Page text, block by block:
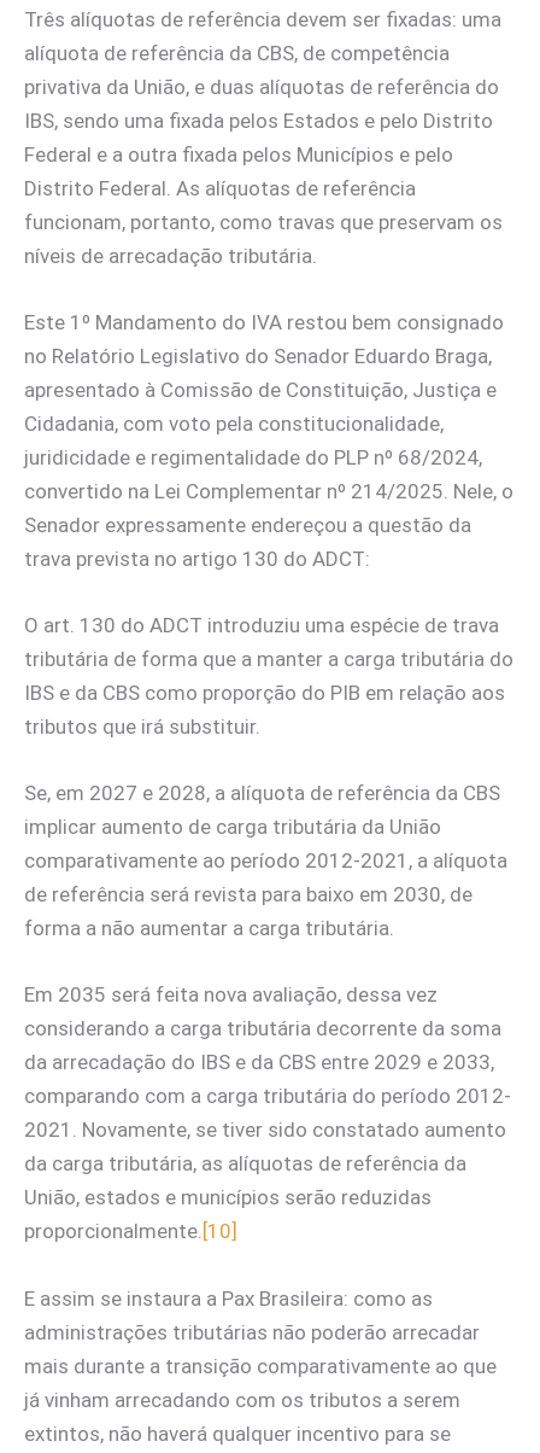
Três alíquotas de referência devem ser fixadas: uma
alíquota de referência da CBS, de competência
privativa da União, e duas alíquotas de referência do
IBS, sendo uma fixada pelos Estados e pelo Distrito
Federal e a outra fixada pelos Municípios e pelo
Distrito Federal. As alíquotas de referência
funcionam, portanto, como travas que preservam os
níveis de arrecadação tributária.
Este 1º Mandamento do IVA restou bem consignado
no Relatório Legislativo do Senador Eduardo Braga,
apresentado à Comissão de Constituição, Justiça e
Cidadania, com voto pela constitucionalidade,
juridicidade e regimentalidade do PLP nº 68/2024,
convertido na Lei Complementar nº 214/2025. Nele, o
Senador expressamente endereçou a questão da
trava prevista no artigo 130 do ADCT:
O art. 130 do ADCT introduziu uma espécie de trava
tributária de forma que a manter a carga tributária do
IBS e da CBS como proporção do PIB em relação aos
tributos que irá substituir.
Se, em 2027 e 2028, a alíquota de referência da CBS
implicar aumento de carga tributária da União
comparativamente ao período 2012-2021, a alíquota
de referência será revista para baixo em 2030, de
forma a não aumentar a carga tributária.
Em 2035 será feita nova avaliação, dessa vez
considerando a carga tributária decorrente da soma
da arrecadação do IBS e da CBS entre 2029 e 2033,
comparando com a carga tributária do período 2012-
2021. Novamente, se tiver sido constatado aumento
da carga tributária, as alíquotas de referência da
União, estados e municípios serão reduzidas
proporcionalmente. [10]
E assim se instaura a Pax Brasileira: como as
administrações tributárias não poderão arrecadar
mais durante a transição comparativamente ao que
já vinham arrecadando com os tributos a serem
extintos, não haverá qualquer incentivo para se